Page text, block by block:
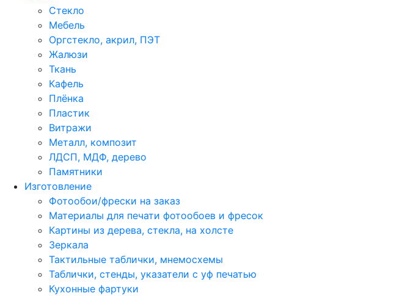
Стекло
Мебель
Оргстекло, акрил, ПЭТ
Жалюзи
Ткань
Кафель
Плёнка
Пластик
Витражи
Металл, композит
ЛДСП, МДФ, дерево
Памятники
Изготовление
Фотообои/фрески на заказ
Материалы для печати фотообоев и фресок
Картины из дерева, стекла, на холсте
Зеркала
Тактильные таблички, мнемосхемы
Таблички, стенды, указатели с уф печатью
Кухонные фартуки